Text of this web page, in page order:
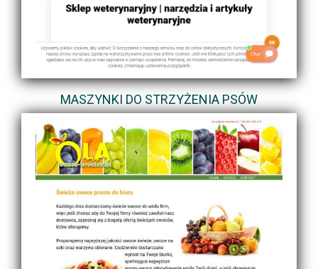
MASZYNKI DO STRZYŻENIA PSÓW